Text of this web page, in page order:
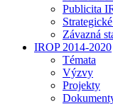
Publicita
Závazná
IROP 2014-2020
Témata
Výzvy
Projekty